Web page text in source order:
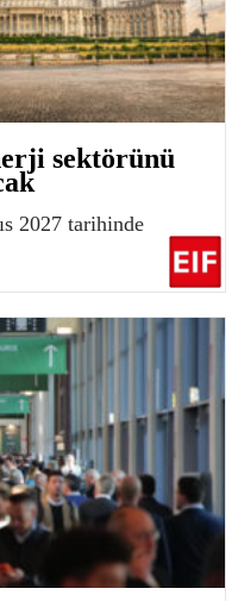
sektörünü
2027 tarihinde